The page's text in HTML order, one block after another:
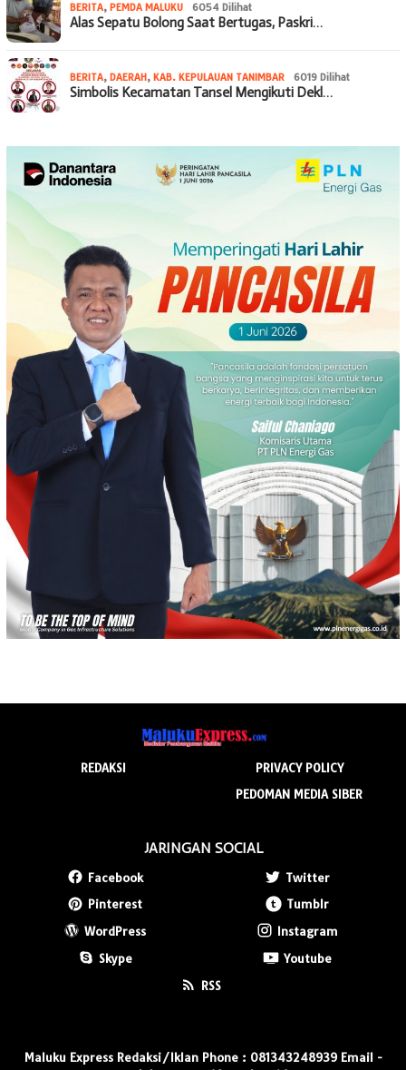
BERITA, PEMDA MALUKU 6054 Dilihat
Alas Sepatu Bolong Saat Bertugas, Paskri…
BERITA, DAERAH, KAB. KEPULAUAN TANIMBAR 6019 Dilihat
Simbolis Kecamatan Tansel Mengikuti Dekl…
REDAKSI
PRIVACY POLICY
PEDOMAN MEDIA SIBER
JARINGAN SOCIAL
Facebook
Twitter
Pinterest
Tumblr
WordPress
Instagram
Skype
Youtube
RSS
Maluku Express Redaksi/Iklan Phone : 081343248939 Email -